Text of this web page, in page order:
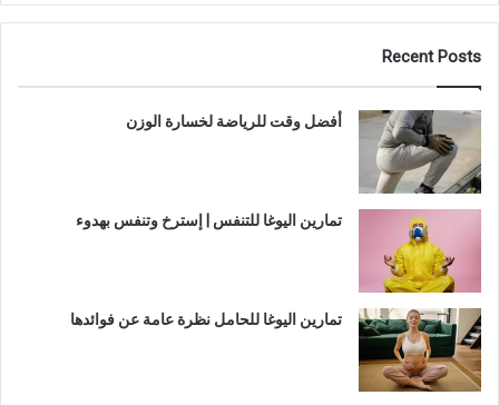
Recent Posts
أفضل وقت للرياضة لخسارة الوزن
تمارين اليوغا للتنفس | إسترخ وتنفس بهدوء
تمارين اليوغا للحامل نظرة عامة عن فوائدها